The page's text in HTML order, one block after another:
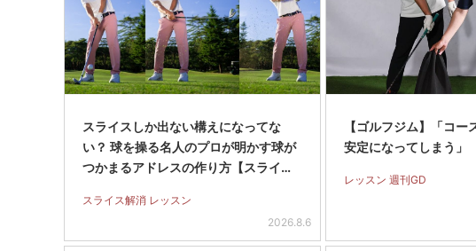
スライスしか出ない構えになってな
い？ 球を操る名人のプロが明かす球が
つかまるアドレスの作り方【スライス
スライス解消 レッスン
2026.8.6
【ゴルフジム】「コー
安定になってしまう」
レッスン 週刊GD